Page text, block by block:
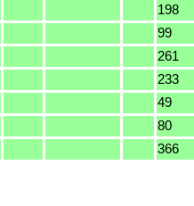
198
99
261
233
49
80
366